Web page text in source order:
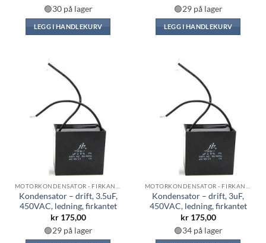
🟢30 på lager
LEGG I HANDLEKURV
🟢29 på lager
LEGG I HANDLEKURV
MOTORKONDENSATOR - FIRKANTET
Kondensator – drift, 3.5uF,
450VAC, ledning, firkantet
kr175,00
🟢29 på lager
MOTORKONDENSATOR - FIRKANTET
Kondensator – drift, 3uF,
450VAC, ledning, firkantet
kr175,00
🟢34 på lager